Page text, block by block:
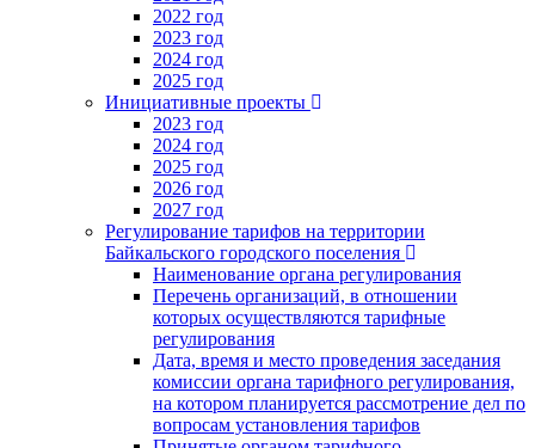
2022 год
2023 год
2024 год
2025 год
Инициативные проекты
2023 год
2024 год
2025 год
2026 год
2027 год
Регулирование тарифов на территории
Байкальского городского поселения
Наименование органа регулирования
Перечень организаций, в отношении
которых осуществляются тарифные
регулирования
Дата, время и место проведения заседания
комиссии органа тарифного регулирования,
на котором планируется рассмотрение дел по
вопросам установления тарифов